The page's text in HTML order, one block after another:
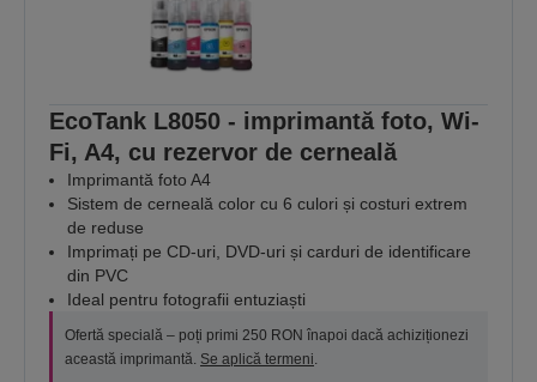
EcoTank L8050 - imprimantă foto, Wi-
Fi, A4, cu rezervor de cerneală
Imprimantă foto A4
Sistem de cerneală color cu 6 culori și costuri extrem
de reduse
Imprimați pe CD-uri, DVD-uri și carduri de identificare
din PVC
Ideal pentru fotografii entuziaști
Ofertă specială – poți primi 250 RON înapoi dacă achiziționezi
această imprimantă. Se aplică termeni.